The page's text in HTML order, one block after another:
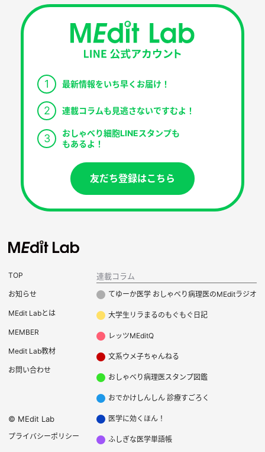
TOP
お知らせ
MEdit Labとは
MEMBER
Medit Lab教材
お問い合わせ
© MEdit Lab
プライバシーポリシー
連載コラム
てゆーか医学 おしゃべり病理医のMEditラジオ
大学生リラまるのもぐもぐ日記
レッツMEditQ
文系ウメ子ちゃんねる
おしゃべり病理医スタンプ図鑑
おでかけしんしん 診療すごろく
医学に効くほん！
ふしぎな医学単語帳
1 最新情報をいち早くお届け！
2 連載コラムも見逃さないですむよ！
3
おしゃべり細胞LINEスタンプも
もあるよ！
友だち登録はこちら